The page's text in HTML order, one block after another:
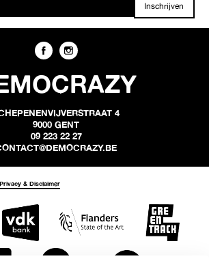
Inschrijven
4
9000 GENT
09 223 22 27
Privacy & Disclaimer